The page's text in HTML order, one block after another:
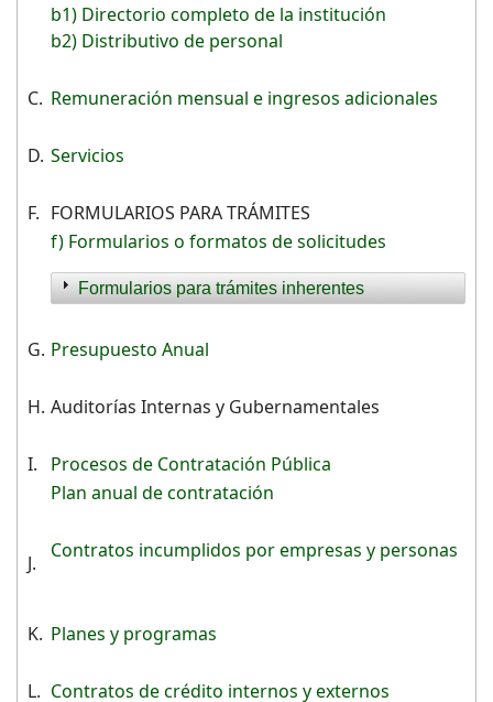
b1) Directorio completo de la institución
b2) Distributivo de personal
C. Remuneración mensual e ingresos adicionales
D. Servicios
F. FORMULARIOS PARA TRÁMITES
f) Formularios o formatos de solicitudes
Formularios para trámites inherentes
G. Presupuesto Anual
H. Auditorías Internas y Gubernamentales
I.
Procesos de Contratación Pública
Plan anual de contratación
J.
Contratos incumplidos por empresas y personas
K. Planes y programas
L. Contratos de crédito internos y externos